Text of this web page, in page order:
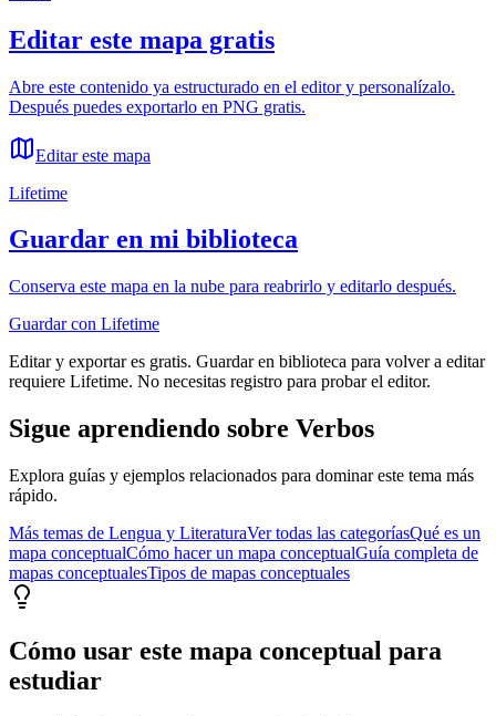
Editar este mapa gratis
Abre este contenido ya estructurado en el editor y personalízalo.
Después puedes exportarlo en PNG gratis.
Editar este mapa
Lifetime
Guardar en mi biblioteca
Conserva este mapa en la nube para reabrirlo y editarlo después.
Guardar con Lifetime
Editar y exportar es gratis. Guardar en biblioteca para volver a editar
requiere Lifetime. No necesitas registro para probar el editor.
Sigue aprendiendo sobre Verbos
Explora guías y ejemplos relacionados para dominar este tema más
rápido.
Más temas de Lengua y LiteraturaVer todas las categoríasQué es un
mapa conceptualCómo hacer un mapa conceptualGuía completa de
mapas conceptualesTipos de mapas conceptuales
Cómo usar este mapa conceptual para
estudiar